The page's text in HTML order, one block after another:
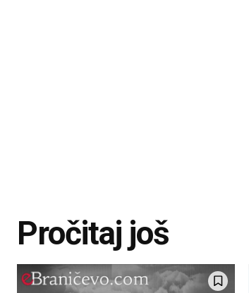
Pročitaj još